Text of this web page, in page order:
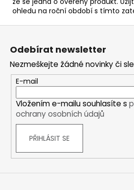
ohledu na roční období s tímto
Z
Odebírat newsletter
Nezmeškejte žádné novinky či
E-mail
Vložením e-mailu souhlasíte s
ochrany osobních údajů
PŘIHLÁSIT SE